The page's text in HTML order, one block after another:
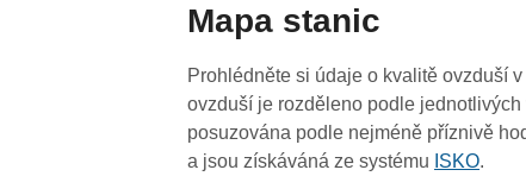
Mapa stanic
Prohlédněte si údaje o kvalitě ovzduší
ovzduší je rozděleno podle
posuzována podle nejméně příznivě
a jsou získáváná ze systému ISKO.